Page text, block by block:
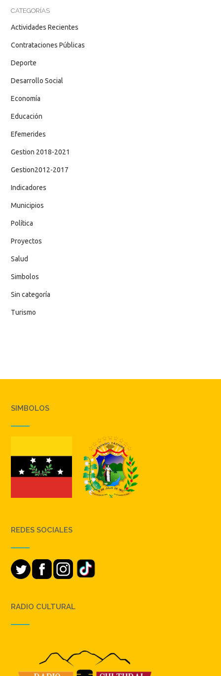
CATEGORÍAS
Actividades Recientes
Contrataciones Públicas
Deporte
Desarrollo Social
Economía
Educación
Efemerides
Gestion 2018-2021
Gestion2012-2017
Indicadores
Municipios
Política
Proyectos
Salud
Simbolos
Sin categoría
Turismo
SIMBOLOS
REDES SOCIALES
RADIO CULTURAL